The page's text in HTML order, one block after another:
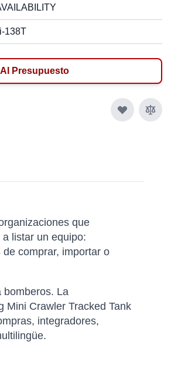
138T
Presupuesto
que
listar un equipo:
comprar, importar o
bomberos. La
Mini Crawler Tracked Tank
integradores,